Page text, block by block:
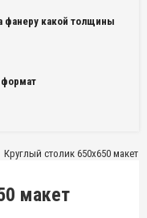
фанеру какой толщины
Круглый столик 650х650 макет
макет